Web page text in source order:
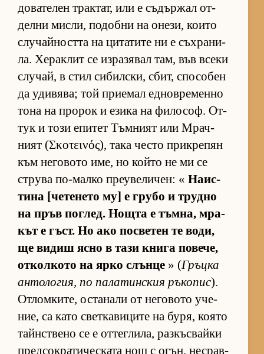
до­ва­те­лен трак­тат, или е съ­дър­жал от­
делни мис­ли, по­добни на оне­зи, ко­ито
слу­чай­ността на ци­та­тите ни е съх­ра­ни­
ла. Хе­рак­лит се из­ра­зя­вал там, във всеки
слу­чай, в стил си­бил­с­ки, сбит, спо­со­бен
да уди­вя­ва; той при­е­мал ед­нов­ре­менно
тона на про­рок и езика на фи­ло­соф. От­
тук и този епи­тет Тъм­ният или Мрач­
ният (Σκοτεινός), така често прик­ре­пян
към не­го­вото име, но който не ми се
струва по-малко пре­у­ве­ли­чен: « На­ис­
тина [че­те­нето му] е грубо и трудно
на пръв пог­лед. Нощта е тъм­на, мра­
кът е гъст. Но ако пос­ве­тен те во­ди,
ще ви­диш ясно в тази книга по­ве­че,
от­кол­кото на ярко слънце » (Гръцка
ан­то­ло­гия, по па­ла­тин­с­кия ръ­ко­пис).
От­лом­ки­те, ос­та­нали от не­го­вото уче­
ние, са като свет­ка­ви­ците на бу­ря, ко­ято
тайн­с­т­вено се е от­тег­ли­ла, раз­къс­вайки
пред­сок­ра­ти­чес­ката нощ с огън, нес­рав­